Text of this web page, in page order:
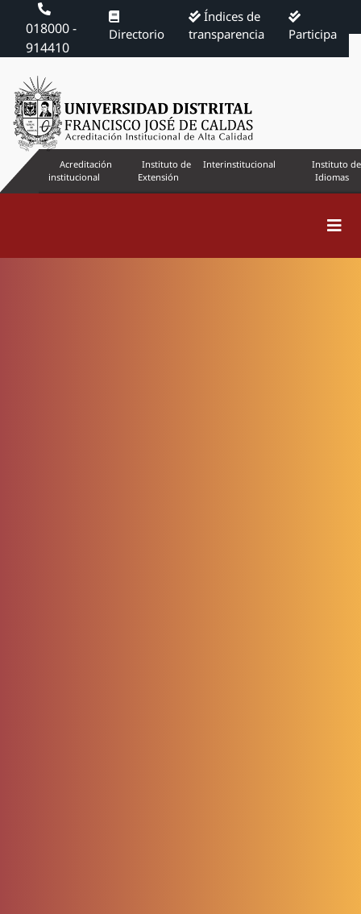
018000 -
914410
Directorio
Índices de
transparencia
Participa
Acreditación
institucional
Instituto de
Extensión
Interinstitucional
Instituto de
Idiomas